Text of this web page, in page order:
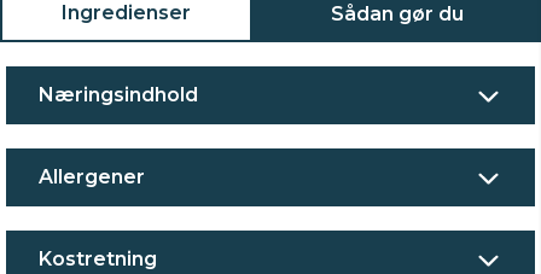
Ingredienser Sådan gør du
Næringsindhold
Allergener
Kostretning